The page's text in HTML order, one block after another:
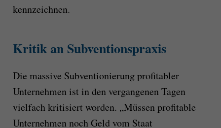
kennzeichnen.
Kritik an Subventionspraxis
Die massive Subventionierung profitabler
Unternehmen ist in den vergangenen Tagen
vielfach kritisiert worden. „Müssen profitable
Unternehmen noch Geld vom Staat